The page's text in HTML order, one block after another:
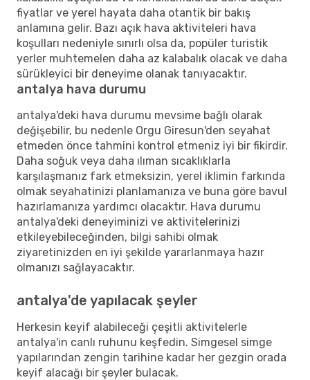
fiyatlar ve yerel hayata daha otantik bir bakış
anlamına gelir. Bazı açık hava aktiviteleri hava
koşulları nedeniyle sınırlı olsa da, popüler turistik
yerler muhtemelen daha az kalabalık olacak ve daha
sürükleyici bir deneyime olanak tanıyacaktır.
antalya hava durumu
antalya'deki hava durumu mevsime bağlı olarak
değişebilir, bu nedenle Orgu Giresun'den seyahat
etmeden önce tahmini kontrol etmeniz iyi bir fikirdir.
Daha soğuk veya daha ılıman sıcaklıklarla
karşılaşmanız fark etmeksizin, yerel iklimin farkında
olmak seyahatinizi planlamanıza ve buna göre bavul
hazırlamanıza yardımcı olacaktır. Hava durumu
antalya'deki deneyiminizi ve aktivitelerinizi
etkileyebileceğinden, bilgi sahibi olmak
ziyaretinizden en iyi şekilde yararlanmaya hazır
olmanızı sağlayacaktır.
antalya'de yapılacak şeyler
Herkesin keyif alabileceği çeşitli aktivitelerle
antalya'in canlı ruhunu keşfedin. Simgesel simge
yapılarından zengin tarihine kadar her gezgin orada
keyif alacağı bir şeyler bulacak.